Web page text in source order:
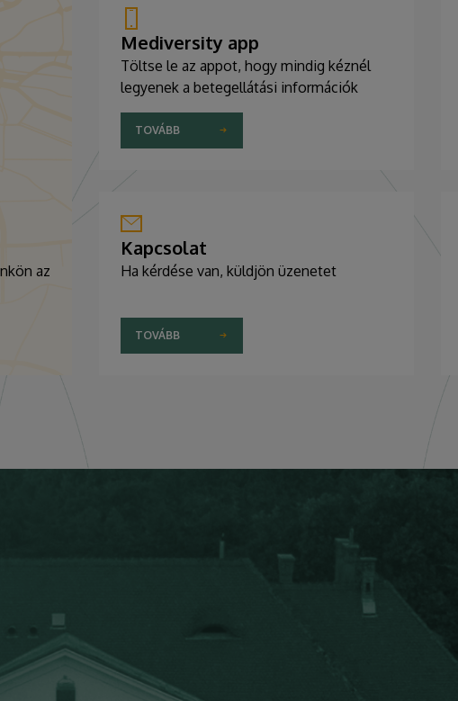
az
Mediversity app
Töltse le az appot, hogy mindig kéznél
legyenek a betegellátási információk
TOVÁBB
Kapcsolat
Ha kérdése van, küldjön üzenetet
TOVÁBB